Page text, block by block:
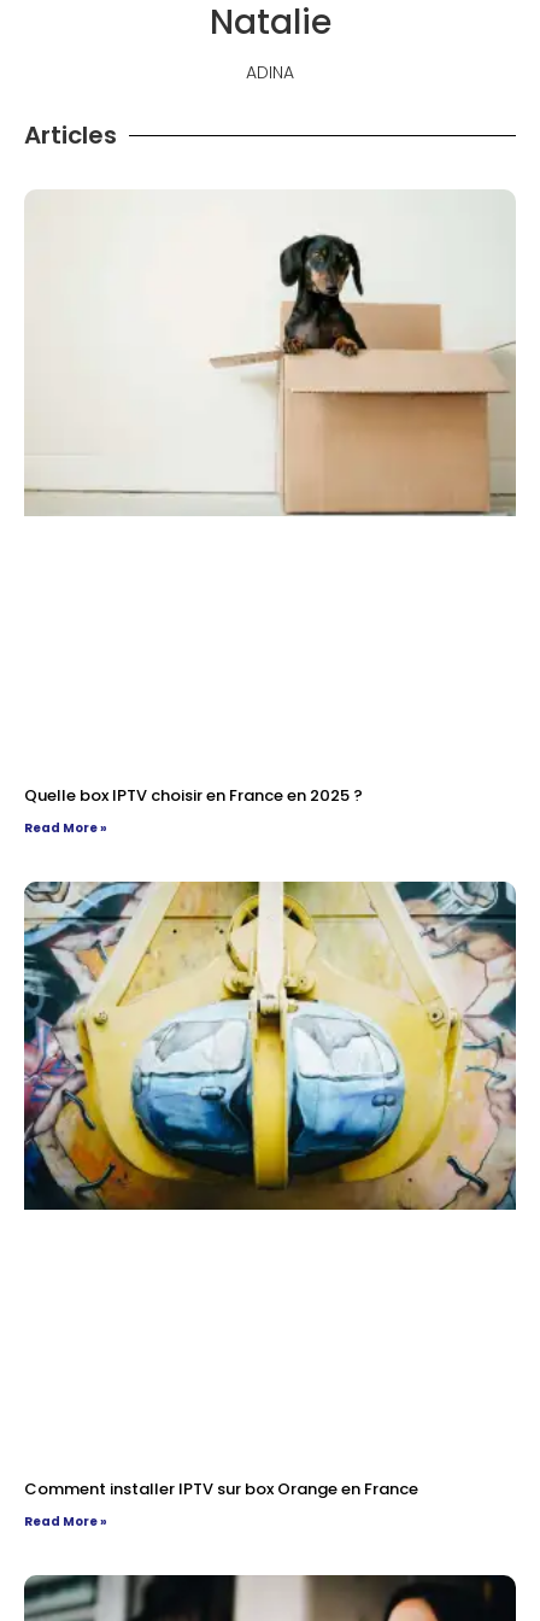
Natalie
ADINA
Articles
Quelle box IPTV choisir en France en 2025 ?
Read More »
Comment installer IPTV sur box Orange en France
Read More »